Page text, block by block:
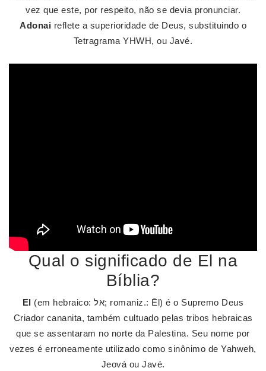
vez que este, por respeito, não se devia pronunciar.
Adonai reflete a superioridade de Deus, substituindo o
Tetragrama YHWH, ou Javé.
Qual o significado de El na
Bíblia?
El (em hebraico: אל; romaniz.: Ēl) é o Supremo Deus
Criador cananita, também cultuado pelas tribos hebraicas
que se assentaram no norte da Palestina. Seu nome por
vezes é erroneamente utilizado como sinônimo de Yahweh,
Jeová ou Javé.